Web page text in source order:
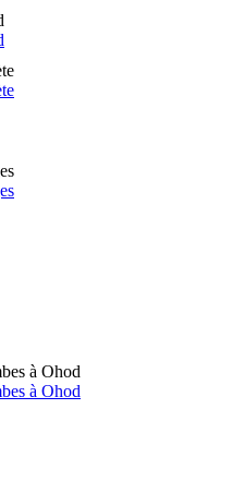
à Ohod
à Ohod